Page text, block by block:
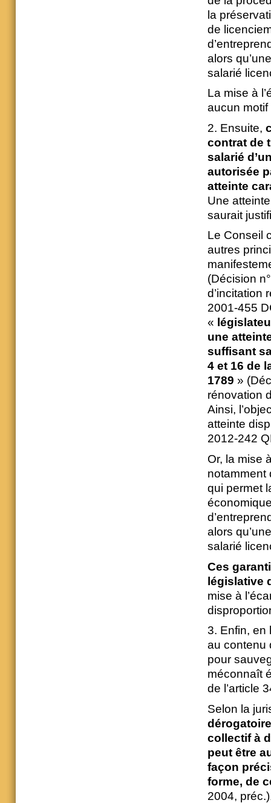
la
de
alors
salarié
La mise à
aucun motif
2. Ensuite,
contrat de
salarié
autorisée
atteinte
Une
saurait
Le Conseil
autres
(Décision
d’incitation
2001-455
«
une
suffisant
4 et 16 de
1789 »
rénovation
Ainsi,
atteinte
2012-242
Or, la mise
notamment
qui permet
alors
salarié
Ces
législative
mise à
3. Enfin, en
au contenu
pour
méconnaît
de l’article
Selon la
collectif à
peut être
façon
forme, de
2004,